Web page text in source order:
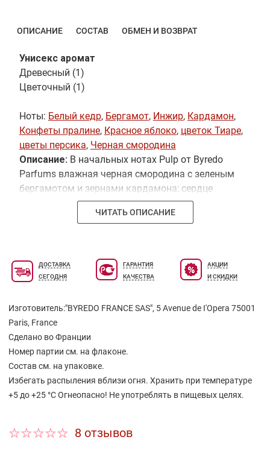
ОПИСАНИЕ СОСТАВ ОБМЕН И ВОЗВРАТ
Унисекс аромат
Древесный (1)
Цветочный (1)
Ноты: Белый кедр, Бергамот, Инжир, Кардамон,
Конфеты пралине, Красное яблоко, цветок Тиаре,
цветы персика, Черная смородина
Описание:В начальных нотах Pulp от Byredo
Parfums влажная черная смородина с зеленым
бергамотом и зернами кардамона; сердце
состоит из зрелых фиговых плодов, красных
яблок и сливочной кокосовой мякоти; шлейф
ЧИТАТЬ ОПИСАНИЕ
ДОСТАВКА
СЕГОДНЯ
ГАРАНТИЯ
КАЧЕСТВА
АКЦИИ
И СКИДКИ
Изготовитель:"BYREDO FRANCE SAS", 5 Avenue de I'Opera 75001
Paris, France
Сделано во Франции
Номер партии см. на флаконе.
Состав см. на упаковке.
Избегать распыления вблизи огня. Хранить при температуре
+5 до +25 °C Огнеопасно! Не употреблять в пищевых целях.
8 отзывов